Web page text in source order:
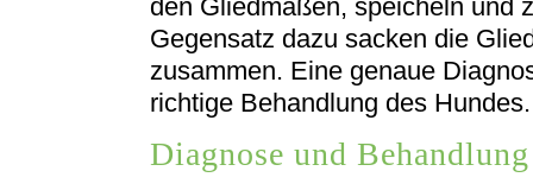
den Gliedmaßen, speicheln und
Gegensatz dazu sacken die
zusammen. Eine genaue
richtige Behandlung des Hundes.
Diagnose und Behandlung